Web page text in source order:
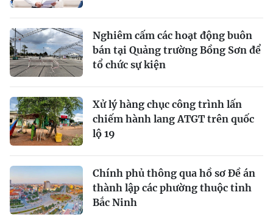
Nghiêm cấm các hoạt động buôn
bán tại Quảng trường Bồng Sơn để
tổ chức sự kiện
Xử lý hàng chục công trình lấn
chiếm hành lang ATGT trên quốc
lộ 19
Chính phủ thông qua hồ sơ Đề án
thành lập các phường thuộc tỉnh
Bắc Ninh